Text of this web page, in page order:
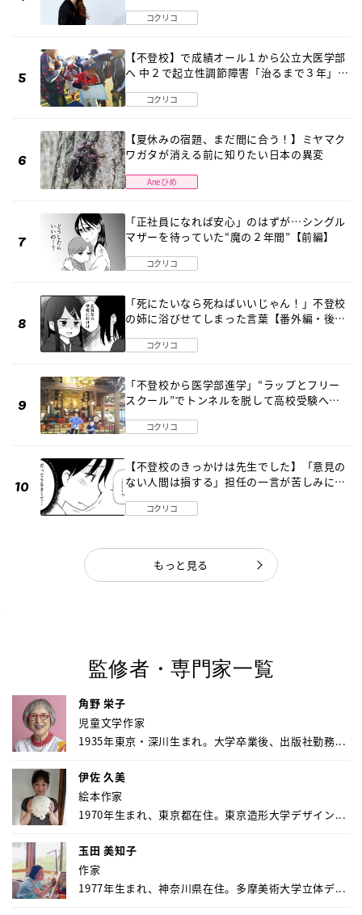
コクリコ
【不登校】で成績オール１から公立大医学部
へ 中２で起立性調節障害「治るまで３年」の
コクリコ
【夏休みの宿題、まだ間に合う！】ミヤマク
ワガタが消える前に知りたい日本の異変
Aneひめ
「正社員になれば安心」のはずが…シングル
マザーを待っていた“魔の２年間”【前編】
コクリコ
「死にたいなら死ねばいいじゃん！」不登校
の姉に浴びせてしまった言葉【番外編・後
コクリコ
「不登校から医学部進学」“ラップとフリー
スクール”でトンネルを脱して高校受験へ
コクリコ
【不登校のきっかけは先生でした】「意見の
ない人間は損する」担任の一言が苦しみに…
コクリコ
もっと見る
監修者・専門家一覧
角野 栄子
児童文学作家
1935年東京・深川生まれ。大学卒業後、出版社勤務...
伊佐 久美
絵本作家
1970年生まれ、東京都在住。東京造形大学デザイン...
玉田 美知子
作家
1977年生まれ、神奈川県在住。多摩美術大学立体デ...